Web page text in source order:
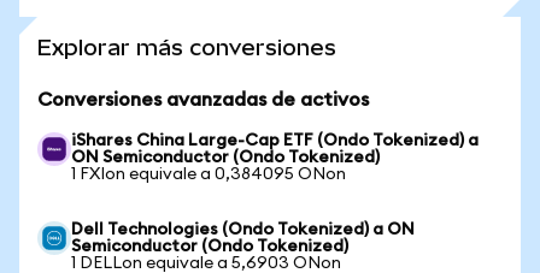
Explorar más conversiones
Conversiones avanzadas de activos
iShares China Large-Cap ETF (Ondo Tokenized) a
ON Semiconductor (Ondo Tokenized)
1 FXIon equivale a 0,384095 ONon
Dell Technologies (Ondo Tokenized) a ON
Semiconductor (Ondo Tokenized)
1 DELLon equivale a 5,6903 ONon